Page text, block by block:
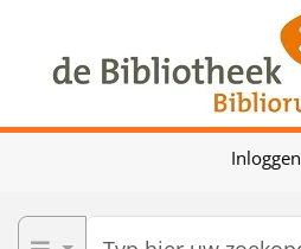
Skip to main content
Inloggen